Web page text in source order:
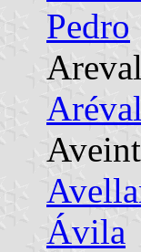
Pedro
Ávila